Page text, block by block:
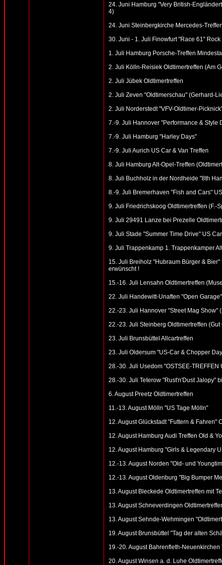
24. Juni Hamburg "Very British-
4)
24. Juni Steinbergkirche Mercedes-
30. Juni - 1. Juli Finowfurt "Race 61"
1. Juli Hamburg Porsche-Treffen
2. Juli Kölln-Reisiek Oldtimertreffen (Am
2. Juli Jübek Oldtimertreffen
2. Juli Zeven "Oldtimerschau" (Gerhard-
2. Juli Norderstedt "VFV-Oldtimer-
7.-9. Juli Hannover "Performance & Style
7.-9. Juli Hamburg "Harley Days"
7.-9. Juli Aurich US Car & Van Treffen
8. Juli Hamburg Alt-Opel-Treffen
8. Juli Buchholz in der Nordheide "8th
8.-9. Juli Bremerhaven "Fish and Cars"
9. Juli Friedrichskoog Oldtimertreffen (F.-
9. Juli 29491 Lanze bei Prezelle
9. Juli Stade "Summer Time Drive" US
9. Juli Trappenkamp 1. Trappenkamper
15. Juli Breiholz "Hubraum Bürger &
erwünscht !
15.-16. Juli Lensahn Oldtimertreffen
22. Juli Handewitt-Unaften "Open
22.-23. Juli Hannover "Street Mag Show"
22.-23. Juli Steinberg Oldtimertreffen
23. Juli Brunsbüttel Allcartreffen
23. Juli Oldersum "US-Car & Chopper
28.-30. Juli Usedom "OSTSEE-TREFFEN
28.-30. Juli Teterow "Rust'n'Dust Jalopy"
6. August Preetz Oldtimertreffen
11.-13. August Mölln "US Tage Mölln"
12. August Glückstadt "Futtern & Fahren"
12. August Hamburg Audi Treffen Old &
12. August Hamburg "Girls & Legendary
12.-13. August Norden "Old- und
12.-13. August Oldenburg "Big Bumper
13. August Bleckede Oldtimertreffen mit
13. August Schneverdingen
13. August Sehnde-Wehmingen
19. August Brunsbüttel "Tag der alten
19.-20. August Bahrenfleth-
20. August Winsen a. d. Luhe